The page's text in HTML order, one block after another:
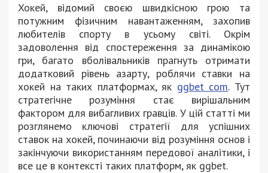
Хокей, відомий своєю швидкісною грою та
потужним фізичним навантаженням, захопив
любителів спорту в усьому світі. Окрім
задоволення від спостереження за динамікою
гри, багато вболівальників прагнуть отримати
додатковий рівень азарту, роблячи ставки на
хокей на таких платформах, як ggbet com. Тут
стратегічне розуміння стає вирішальним
фактором для вибагливих гравців. У цій статті ми
розглянемо ключові стратегії для успішних
ставок на хокей, починаючи від розуміння основ і
закінчуючи використанням передової аналітики, і
все це в контексті таких платформ, як ggbet.